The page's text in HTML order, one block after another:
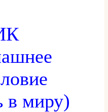
в миру)